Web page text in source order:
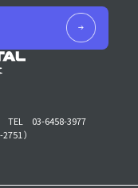
TEL 03-6458-3977
）